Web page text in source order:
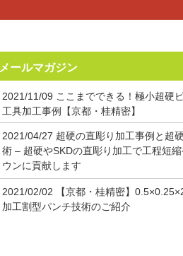
メールマガジン
2021/11/09 ここまでできる！極小超硬
工具加工事例【京都・桂精密】
2021/04/27 超硬の直彫り加工事例と超
術 – 超硬やSKDの直彫り加工で工程短
ウンに貢献します
2021/02/02
【京都・桂精密】
加工割型パンチ技術のご紹介